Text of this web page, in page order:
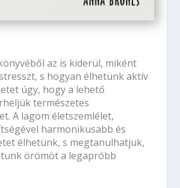
az is kiderül, miként
s hogyan élhetünk aktív
úgy, hogy a lehető
természetes
A lagom életszemlélet,
harmonikusabb és
élhetünk, s megtanulhatjuk,
örömöt a legapróbb